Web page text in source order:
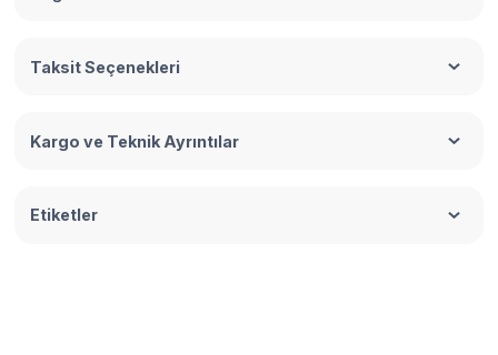
Taksit Seçenekleri
Kargo ve Teknik Ayrıntılar
Etiketler